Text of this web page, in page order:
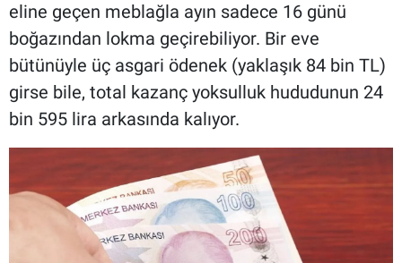
eline geçen meblağla ayın sadece 16 günü
boğazından lokma geçirebiliyor. Bir eve
bütünüyle üç asgari ödenek (yaklaşık 84 bin TL)
girse bile, total kazanç yoksulluk hududunun 24
bin 595 lira arkasında kalıyor.